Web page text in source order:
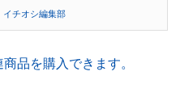
イチオシ編集部
品を購入できます。